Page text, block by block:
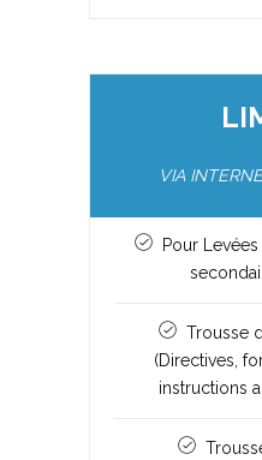
VIA
Pour
Trousse
(Directives,
instructions